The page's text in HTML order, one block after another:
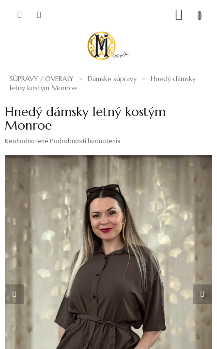
SÚPRAVY / OVERALY Dámske súpravy
Hnedý dámsky
letný kostým Monroe
Hnedý dámsky letný kostým
Monroe
Priemerné
produktu
hviezdičiek.
Neohodnotené Podrobnosti hodnotenia